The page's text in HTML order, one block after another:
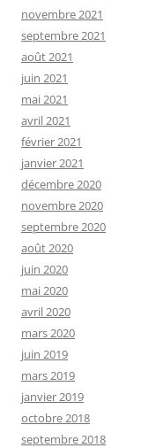
novembre 2021
septembre 2021
août 2021
juin 2021
mai 2021
avril 2021
février 2021
janvier 2021
décembre 2020
novembre 2020
septembre 2020
août 2020
juin 2020
mai 2020
avril 2020
mars 2020
juin 2019
mars 2019
janvier 2019
octobre 2018
septembre 2018